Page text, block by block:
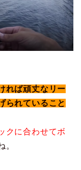
れば頑丈なリー
られていること
クに合わせてボ
。